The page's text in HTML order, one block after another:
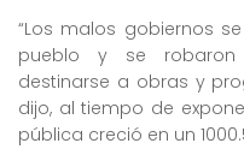
“Los malos gobiernos
pueblo y se robaron
destinarse a obras y
dijo, al tiempo de
pública creció en un